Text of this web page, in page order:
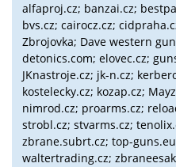
alfaproj.cz; banzai.cz;
bvs.cz; cairocz.cz;
Zbrojovka; Dave western
detonics.com; elovec.cz;
JKnastroje.cz; jk-n.cz;
kostelecky.cz; kozap.cz;
nimrod.cz; proarms.cz;
strobl.cz; stvarms.cz;
zbrane.subrt.cz; top-
waltertrading.cz;